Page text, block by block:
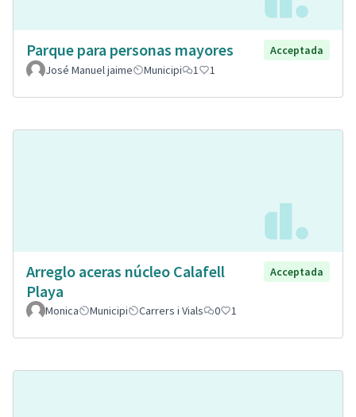
Parque para personas mayores
Acceptada
José Manuel jaime
Municipi 1 1
Arreglo aceras núcleo Calafell
Playa
Acceptada
Monica Municipi Carrers i Vials 0 1